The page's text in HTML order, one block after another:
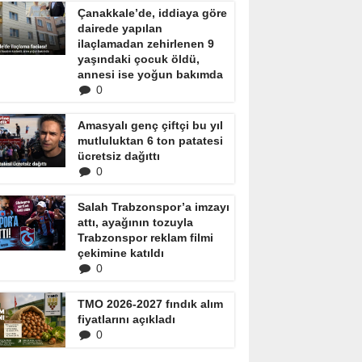
Çanakkale’de, iddiaya göre
dairede yapılan
ilaçlamadan zehirlenen 9
yaşındaki çocuk öldü,
annesi ise yoğun bakımda
0
Amasyalı genç çiftçi bu yıl
mutluluktan 6 ton patatesi
ücretsiz dağıttı
0
Salah Trabzonspor’a imzayı
attı, ayağının tozuyla
Trabzonspor reklam filmi
çekimine katıldı
0
TMO 2026-2027 fındık alım
fiyatlarını açıkladı
0